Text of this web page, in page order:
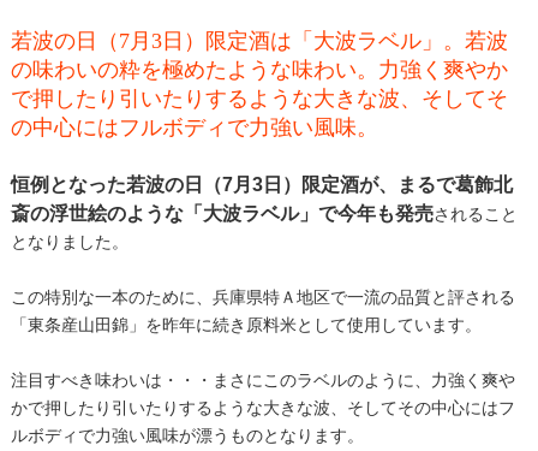
若波の日（7月3日）限定酒は「大波ラベル」。若波
の味わいの粋を極めたような味わい。力強く爽やか
で押したり引いたりするような大きな波、そしてそ
の中心にはフルボディで力強い風味。
恒例となった若波の日（7月3日）限定酒が、まるで葛飾北
斎の浮世絵のような「大波ラベル」で今年も発売されること
となりました。
この特別な一本のために、兵庫県特Ａ地区で一流の品質と評される
「東条産山田錦」を昨年に続き原料米として使用しています。
注目すべき味わいは・・・まさにこのラベルのように、力強く爽や
かで押したり引いたりするような大きな波、そしてその中心にはフ
ルボディで力強い風味が漂うものとなります。